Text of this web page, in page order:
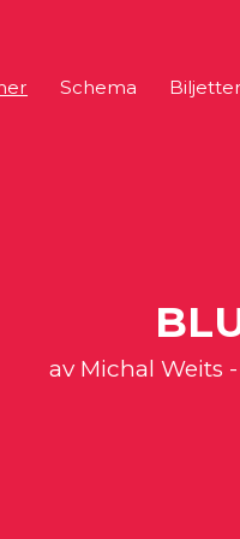
Schema Biljetter
av Michal Weits